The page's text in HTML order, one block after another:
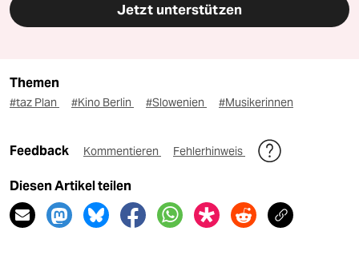
Jetzt unterstützen
Themen
#taz Plan #Kino Berlin #Slowenien #Musikerinnen
Feedback Kommentieren Fehlerhinweis
Diesen Artikel teilen